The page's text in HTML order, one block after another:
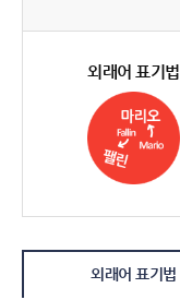
외래어 표기법
외래어 표기법